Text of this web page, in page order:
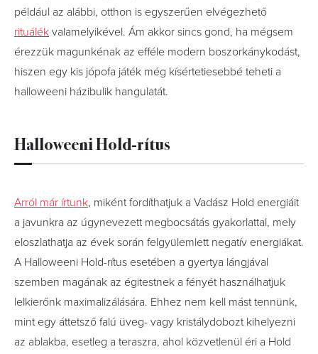
például az alábbi, otthon is egyszerűen elvégezhető
rituálék valamelyikével. Ám akkor sincs gond, ha mégsem
érezzük magunkénak az efféle modern boszorkánykodást,
hiszen egy kis jópofa játék még kísértetiesebbé teheti a
halloweeni házibulik hangulatát.
Halloweeni Hold-rítus
Arról már írtunk, miként fordíthatjuk a Vadász Hold energiáit
a javunkra az úgynevezett megbocsátás gyakorlattal, mely
eloszlathatja az évek során felgyülemlett negatív energiákat.
A Halloweeni Hold-rítus esetében a gyertya lángjával
szemben magának az égitestnek a fényét használhatjuk
lelkierőnk maximalizálására. Ehhez nem kell mást tennünk,
mint egy áttetsző falú üveg- vagy kristálydobozt kihelyezni
az ablakba, esetleg a teraszra, ahol közvetlenül éri a Hold